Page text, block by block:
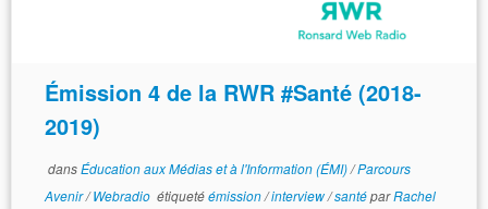
Émission 4 de la RWR #Santé (2018-
2019)
dansÉducation aux Médias et à l'Information (ÉMI)/Parcours
Avenir/Webradio étiquetéémission/interview/santéparRachel